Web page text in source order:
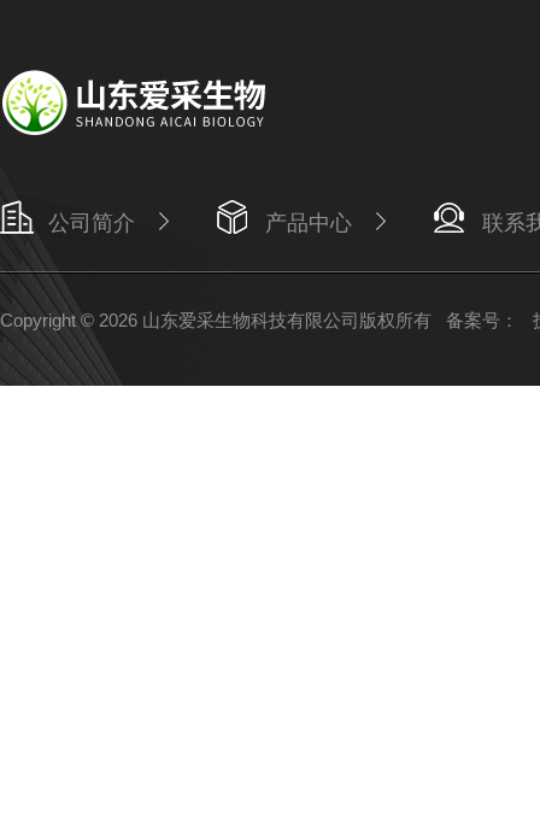
公司简介 产品中心 联系
Copyright © 2026 山东爱采生物科技有限公司版权所有 备案号：